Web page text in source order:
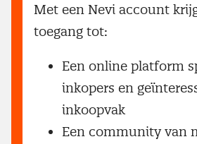
Met een Nevi account
toegang tot:
Een online platform
inkopers en
inkoopvak
Een community van